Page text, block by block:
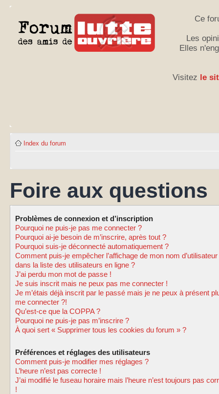
Ce
Les
Elles
Visitez le
Index du forum
Foire aux questions
Problèmes de connexion et d’inscription
Pourquoi ne puis-je pas me connecter ?
Pourquoi ai-je besoin de m’inscrire, après tout ?
Pourquoi suis-je déconnecté automatiquement ?
Comment puis-je empêcher l’affichage de mon nom d’utilisateur
dans la liste des utilisateurs en ligne ?
J’ai perdu mon mot de passe !
Je suis inscrit mais ne peux pas me connecter !
Je m’étais déjà inscrit par le passé mais je ne peux à présent
me connecter ?!
Qu’est-ce que la COPPA ?
Pourquoi ne puis-je pas m’inscrire ?
À quoi sert « Supprimer tous les cookies du forum » ?
Préférences et réglages des utilisateurs
Comment puis-je modifier mes réglages ?
L’heure n’est pas correcte !
J’ai modifié le fuseau horaire mais l’heure n’est toujours pas
!